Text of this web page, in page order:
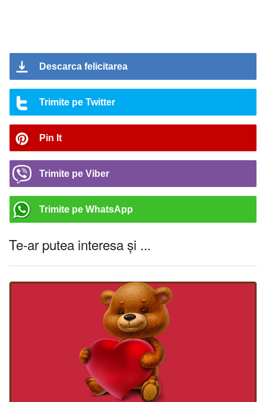
Descarca felicitarea
Trimite pe Twitter
Pin It
Trimite pe Viber
Trimite pe WhatsApp
Te-ar putea interesa și ...